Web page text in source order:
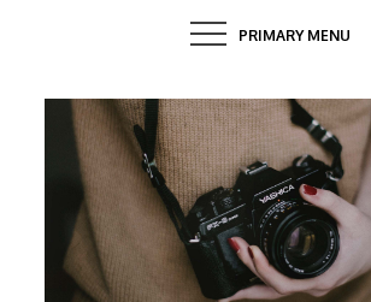
PRIMARY MENU